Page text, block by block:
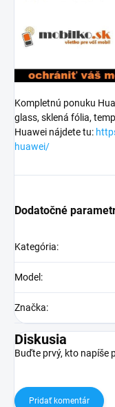
Kompletnú ponuku
glass, sklená fólia,
Huawei nájdete tu:
huawei/
Dodatočné
Kategória:
Model :
Značka:
Diskusia
Buďte prvý, kto napíše
Pridať komentár